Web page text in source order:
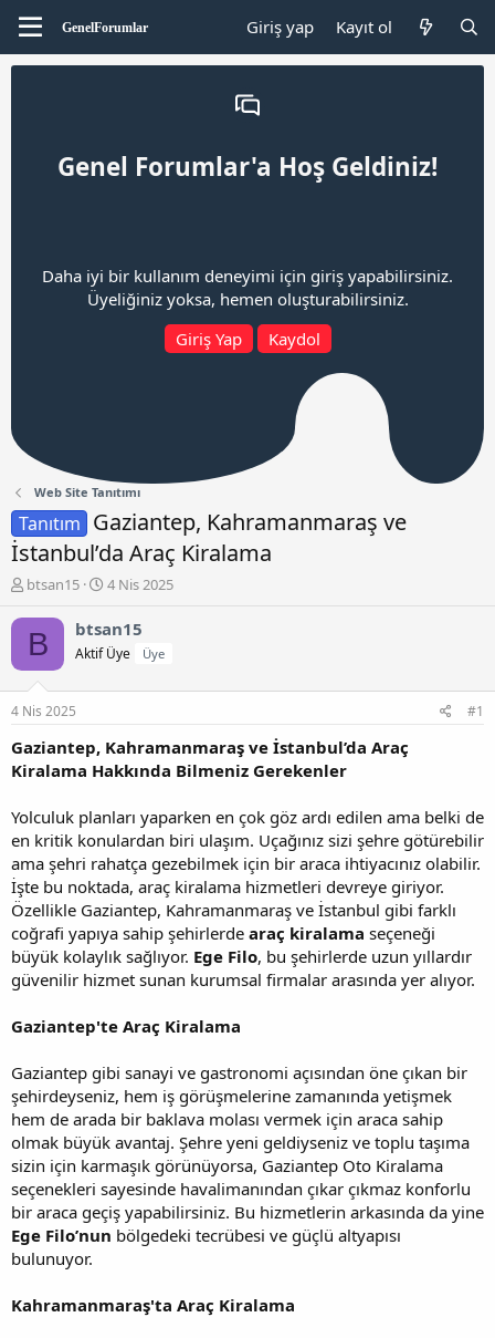
Giriş yap Kayıt ol
Genel Forumlar'a Hoş Geldiniz!
Daha iyi bir kullanım deneyimi için giriş yapabilirsiniz.
Üyeliğiniz yoksa, hemen oluşturabilirsiniz.
Giriş Yap
Kaydol
Web Site Tanıtımı
Tanıtım Gaziantep, Kahramanmaraş ve
İstanbul’da Araç Kiralama
K
n
b
u
a
ş
l
t
a
n
btsan15
B
ş
l
a
ç
a
i
h
i
4 Nis 2025
B btsan15
Aktif Üye Üye
4 Nis 2025 #1
Gaziantep, Kahramanmaraş ve İstanbul’da Araç
Kiralama Hakkında Bilmeniz Gerekenler
Yolculuk planları yaparken en çok göz ardı edilen ama belki de
en kritik konulardan biri ulaşım. Uçağınız sizi şehre götürebilir
ama şehri rahatça gezebilmek için bir araca ihtiyacınız olabilir.
İşte bu noktada, araç kiralama hizmetleri devreye giriyor.
Özellikle Gaziantep, Kahramanmaraş ve İstanbul gibi farklı
coğrafi yapıya sahip şehirlerde araç kiralama seçeneği
büyük kolaylık sağlıyor. Ege Filo, bu şehirlerde uzun yıllardır
güvenilir hizmet sunan kurumsal firmalar arasında yer alıyor.
Gaziantep'te Araç Kiralama
Gaziantep gibi sanayi ve gastronomi açısından öne çıkan bir
şehirdeyseniz, hem iş görüşmelerine zamanında yetişmek
hem de arada bir baklava molası vermek için araca sahip
olmak büyük avantaj. Şehre yeni geldiyseniz ve toplu taşıma
sizin için karmaşık görünüyorsa, Gaziantep Oto Kiralama
seçenekleri sayesinde havalimanından çıkar çıkmaz konforlu
bir araca geçiş yapabilirsiniz. Bu hizmetlerin arkasında da yine
Ege Filo’nun bölgedeki tecrübesi ve güçlü altyapısı
bulunuyor.
Kahramanmaraş'ta Araç Kiralama